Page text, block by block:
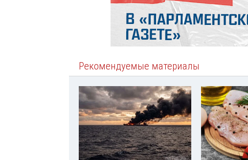
Рекомендуемые материалы